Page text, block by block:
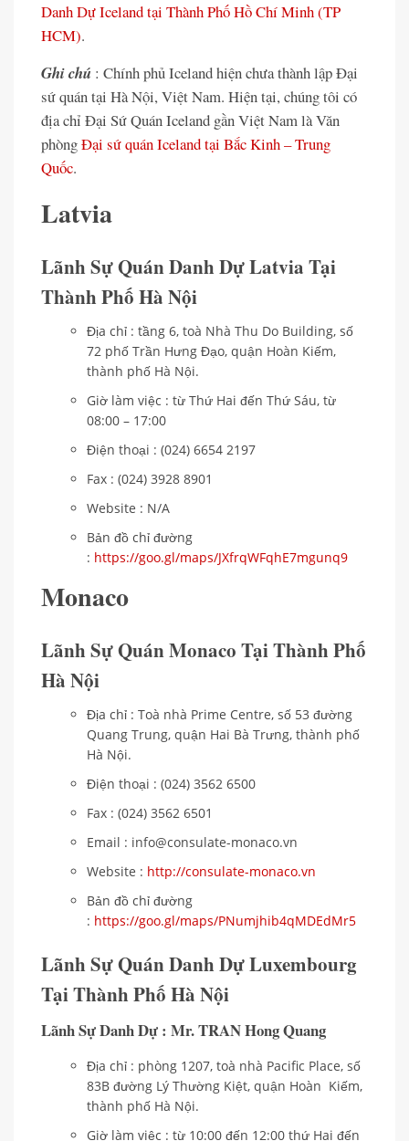
Danh Dự Iceland tại Thành Phố Hồ Chí Minh (TP
HCM).
Ghi chú : Chính phủ Iceland hiện chưa thành lập Đại
sứ quán tại Hà Nội, Việt Nam. Hiện tại, chúng tôi có
địa chỉ Đại Sứ Quán Iceland gần Việt Nam là Văn
phòngĐại sứ quán Iceland tại Bắc Kinh – Trung
Quốc.
Latvia
Lãnh Sự Quán Danh Dự Latvia Tại
Thành Phố Hà Nội
Địa chỉ : tầng 6, toà Nhà Thu Do Building, số
72 phố Trần Hưng Đạo, quận Hoàn Kiếm,
thành phố Hà Nội.
Giờ làm việc : từ Thứ Hai đến Thứ Sáu, từ
08:00 – 17:00
Điện thoại : (024) 6654 2197
Fax : (024) 3928 8901
Website : N/A
Bản đồ chỉ đường
: https://goo.gl/maps/JXfrqWFqhE7mgunq9
Monaco
Lãnh Sự Quán Monaco Tại Thành Phố
Hà Nội
Địa chỉ : Toà nhà Prime Centre, số 53 đường
Quang Trung, quận Hai Bà Trưng, thành phố
Hà Nội.
Điện thoại : (024) 3562 6500
Fax : (024) 3562 6501
Email : info@consulate-monaco.vn
Website : http://consulate-monaco.vn
Bản đồ chỉ đường
: https://goo.gl/maps/PNumjhib4qMDEdMr5
Lãnh Sự Quán Danh Dự Luxembourg
Tại Thành Phố Hà Nội
Lãnh Sự Danh Dự : Mr. TRAN Hong Quang
Địa chỉ : phòng 1207, toà nhà Pacific Place, số
83B đường Lý Thường Kiệt, quận Hoàn Kiếm,
thành phố Hà Nội.
Giờ làm việc : từ 10:00 đến 12:00 thứ Hai đến